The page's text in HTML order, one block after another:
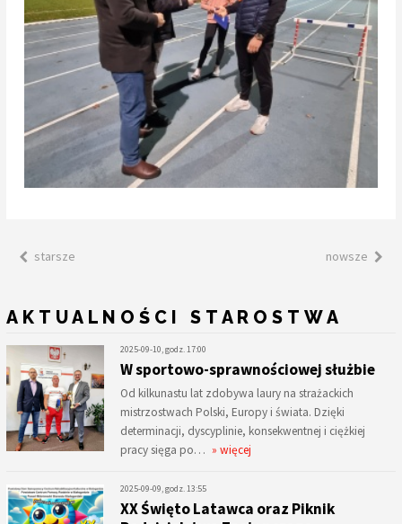
starsze nowsze
AKTUALNOŚCI STAROSTWA
2025-09-10, godz. 17:00
W sportowo-sprawnościowej służbie
Od kilkunastu lat zdobywa laury na strażackich
mistrzostwach Polski, Europy i świata. Dzięki
determinacji, dyscyplinie, konsekwentnej i ciężkiej
pracy sięga po… » więcej
2025-09-09, godz. 13:55
XX Święto Latawca oraz Piknik